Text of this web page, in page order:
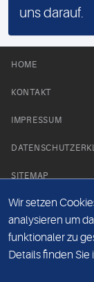
uns darauf.
HOME
KONTAKT
IMPRESSUM
SITEMAP
NEWS PARTNER
Wir setzen
analysieren um
funktionaler zu
Details finden Sie